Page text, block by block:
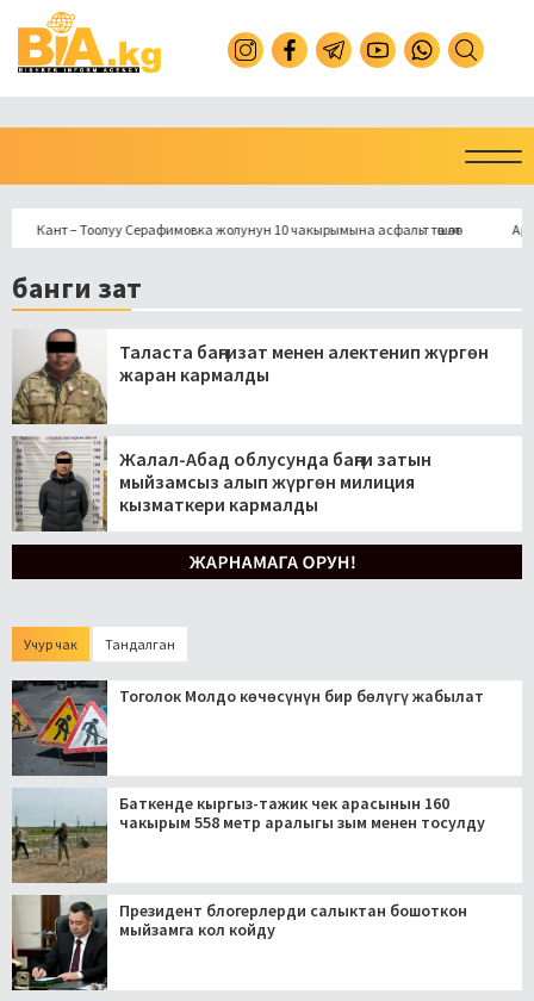
Кант – Тоолуу Серафимовка жолунун 10 чакырымына асфальт төшөлөт
банги зат
Таласта баңгизат менен алектенип жүргөн
жаран кармалды
Жалал-Абад облусунда баңги затын
мыйзамсыз алып жүргөн милиция
кызматкери кармалды
Учур чак Тандалган
Тоголок Молдо көчөсүнүн бир бөлүгү жабылат
Баткенде кыргыз-тажик чек арасынын 160
чакырым 558 метр аралыгы зым менен тосулду
Президент блогерлерди салыктан бошоткон
мыйзамга кол койду